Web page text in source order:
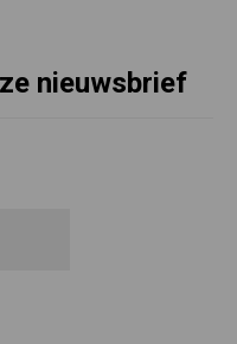
nieuwsbrief